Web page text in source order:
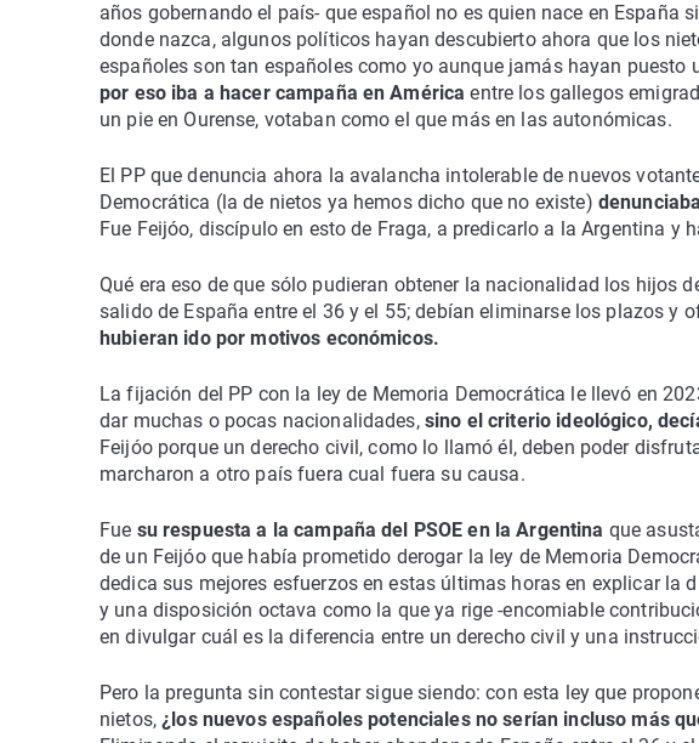
años gobernando el país- que español no es quien nace en España
donde nazca, algunos políticos hayan descubierto ahora que los
españoles son tan españoles como yo aunque jamás hayan puesto
por eso iba a hacer campaña en Américaentre los gallegos
un pie en Ourense, votaban como el que más en las autonómicas.
El PP que denuncia ahora la avalancha intolerable de nuevos
Democrática (la de nietos ya hemos dicho que no existe)
Fue Feijóo, discípulo en esto de Fraga, a predicarlo a la Argentina y
Qué era eso de que sólo pudieran obtener la nacionalidad los hijos
salido de España entre el 36 y el 55; debían eliminarse los plazos y
hubieran ido por motivos económicos.
La fijación del PP con la ley de Memoria Democrática le llevó en
dar muchas o pocas nacionalidades,sino el criterio ideológico,
Feijóo porque un derecho civil, como lo llamó él, deben poder
marcharon a otro país fuera cual fuera su causa.
Fue su respuesta a la campaña del PSOE en la Argentina que
de un Feijóo que había prometido derogar la ley de Memoria
dedica sus mejores esfuerzos en estas últimas horas en explicar la
y una disposición octava como la que ya rige -encomiable
en divulgar cuál es la diferencia entre un derecho civil y una
Pero la pregunta sin contestar sigue siendo: con esta ley que
nietos,¿los nuevos españoles potenciales no serían incluso más